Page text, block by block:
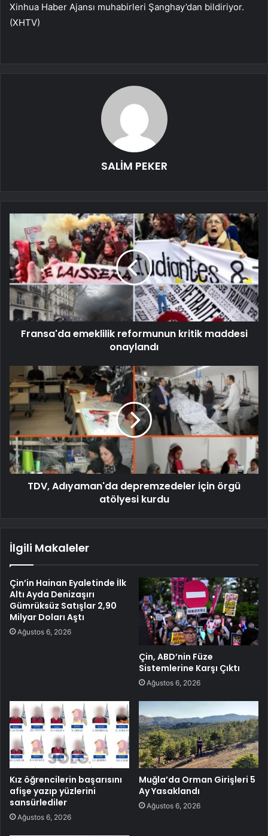
Xinhua Haber Ajansı muhabirleri Şanghay’dan bildiriyor.
(XHTV)
SALİM PEKER
Fransa'da emeklilik reformunun kritik maddesi
onaylandı
TDV, Adıyaman'da depremzedeler için örgü
atölyesi kurdu
İlgili Makaleler
Çin’in Hainan Eyaletinde İlk
Altı Ayda Denizaşırı
Gümrüksüz Satışlar 2,90
Milyar Doları Aştı
Ağustos 6, 2026
Çin, ABD’nin Füze
Sistemlerine Karşı Çıktı
Ağustos 6, 2026
Kız öğrencilerin başarısını
afişe yazıp yüzlerini
sansürlediler
Ağustos 6, 2026
Muğla’da Orman Girişleri 5
Ay Yasaklandı
Ağustos 6, 2026